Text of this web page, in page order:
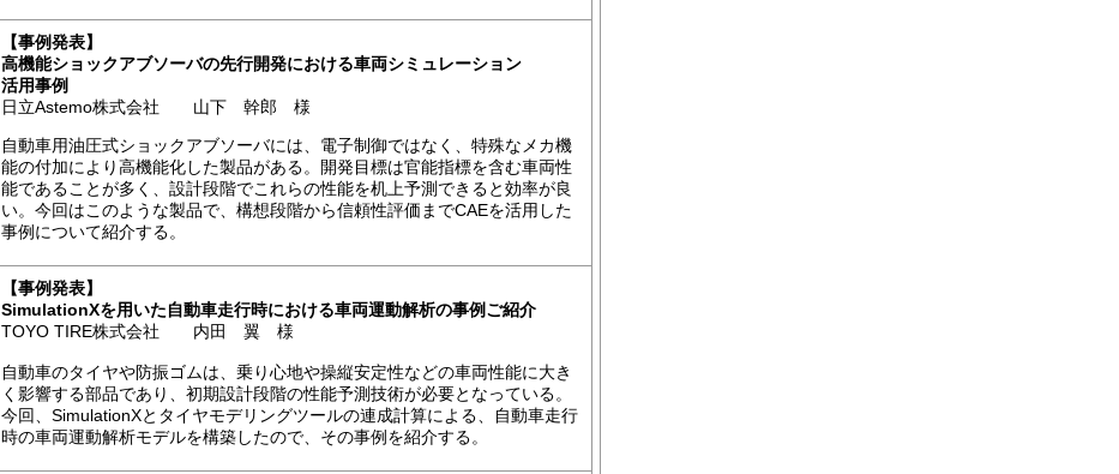
【事例発表】
高機能ショックアブソーバの先行開発における車両シミュレーション
活用事例
日立Astemo株式会社 山下 幹郎 様
自動車用油圧式ショックアブソーバには、電子制御ではなく、特殊なメカ機
能の付加により高機能化した製品がある。開発目標は官能指標を含む車両性
能であることが多く、設計段階でこれらの性能を机上予測できると効率が良
い。今回はこのような製品で、構想段階から信頼性評価までCAEを活用した
事例について紹介する。
【事例発表】
SimulationXを用いた自動車走行時における車両運動解析の事例ご紹介
TOYO TIRE株式会社 内田 翼 様
自動車のタイヤや防振ゴムは、乗り心地や操縦安定性などの車両性能に大き
く影響する部品であり、初期設計段階の性能予測技術が必要となっている。
今回、SimulationXとタイヤモデリングツールの連成計算による、自動車走行
時の車両運動解析モデルを構築したので、その事例を紹介する。